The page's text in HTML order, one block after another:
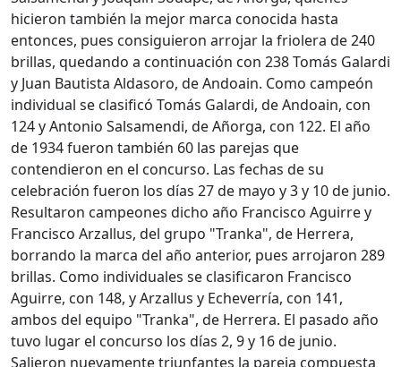
hicieron también la mejor marca conocida hasta
entonces, pues consiguieron arrojar la friolera de 240
brillas, quedando a continuación con 238 Tomás Galardi
y Juan Bautista Aldasoro, de Andoain. Como campeón
individual se clasificó Tomás Galardi, de Andoain, con
124 y Antonio Salsamendi, de Añorga, con 122. El año
de 1934 fueron también 60 las parejas que
contendieron en el concurso. Las fechas de su
celebración fueron los días 27 de mayo y 3 y 10 de junio.
Resultaron campeones dicho año Francisco Aguirre y
Francisco Arzallus, del grupo "Tranka", de Herrera,
borrando la marca del año anterior, pues arrojaron 289
brillas. Como individuales se clasificaron Francisco
Aguirre, con 148, y Arzallus y Echeverría, con 141,
ambos del equipo "Tranka", de Herrera. El pasado año
tuvo lugar el concurso los días 2, 9 y 16 de junio.
Salieron nuevamente triunfantes la pareja compuesta